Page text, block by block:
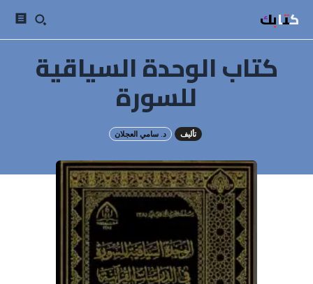
كتابك
كتاب الوحدة السياقية
للسورة
تأليف د. سامي العجلان